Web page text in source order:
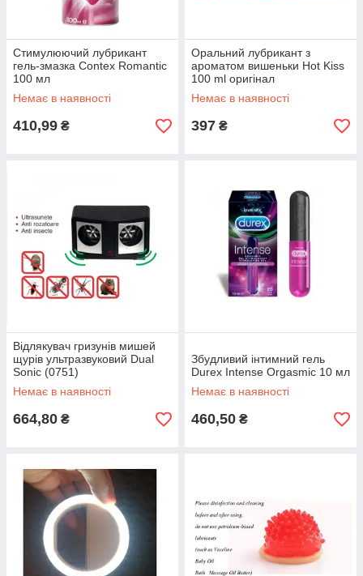
Стимулюючий лубрикант
гель-змазка Contex Romantic
100 мл
Немає в наявності
410,99 ₴
Оральний лубрикант з
ароматом вишеньки Hot Kiss
100 ml оригінал
6949116700128
Немає в наявності
397 ₴
Відлякувач гризунів мишей
щурів ультразвуковий Dual
Sonic (0751)
Немає в наявності
664,80 ₴
Збудливий інтимний гель
Durex Intense Orgasmic 10 мл
Немає в наявності
460,50 ₴